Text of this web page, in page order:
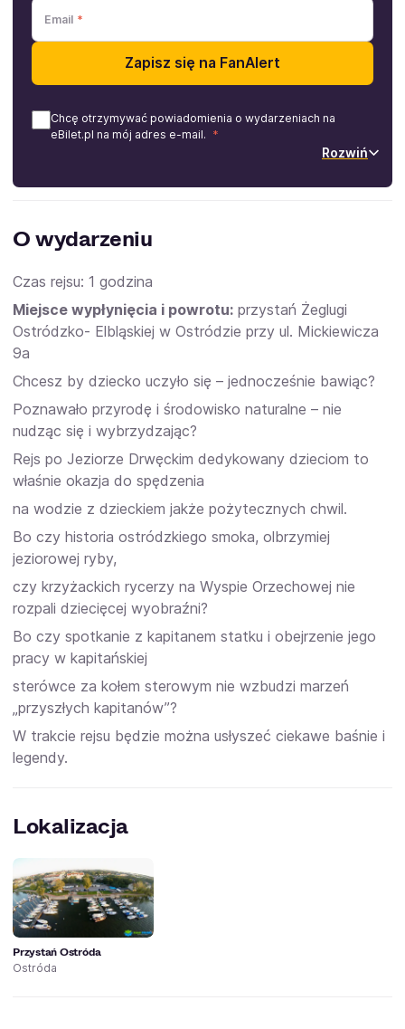
Email
Zapisz się na FanAlert
Chcę otrzymywać powiadomienia o wydarzeniach na
eBilet.pl na mój adres e-mail.
Rozwiń
O wydarzeniu
Czas rejsu: 1 godzina
Miejsce wypłynięcia i powrotu: przystań Żeglugi
Ostródzko- Elbląskiej w Ostródzie przy ul. Mickiewicza
9a
Chcesz by dziecko uczyło się – jednocześnie bawiąc?
Poznawało przyrodę i środowisko naturalne – nie
nudząc się i wybrzydzając?
Rejs po Jeziorze Drwęckim dedykowany dzieciom to
właśnie okazja do spędzenia
na wodzie z dzieckiem jakże pożytecznych chwil.
Bo czy historia ostródzkiego smoka, olbrzymiej
jeziorowej ryby,
czy krzyżackich rycerzy na Wyspie Orzechowej nie
rozpali dziecięcej wyobraźni?
Bo czy spotkanie z kapitanem statku i obejrzenie jego
pracy w kapitańskiej
sterówce za kołem sterowym nie wzbudzi marzeń
„przyszłych kapitanów”?
W trakcie rejsu będzie można usłyszeć ciekawe baśnie i
legendy.
Lokalizacja
Przystań Ostróda
Ostróda